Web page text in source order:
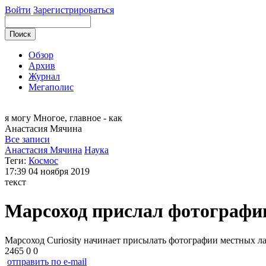
Войти Зарегистрироваться
Обзор
Архив
Журнал
Мегаполис
я могу Многое, главное - как
Анастасия Мячина
Все записи
Анастасия Мячина Наука
Теги: Космос
17:39 04 ноября 2019
текст
Марсоход прислал
Марсоход Curiosity начинает присылать фотографии местных
2465 0 0
отправить по e-mail